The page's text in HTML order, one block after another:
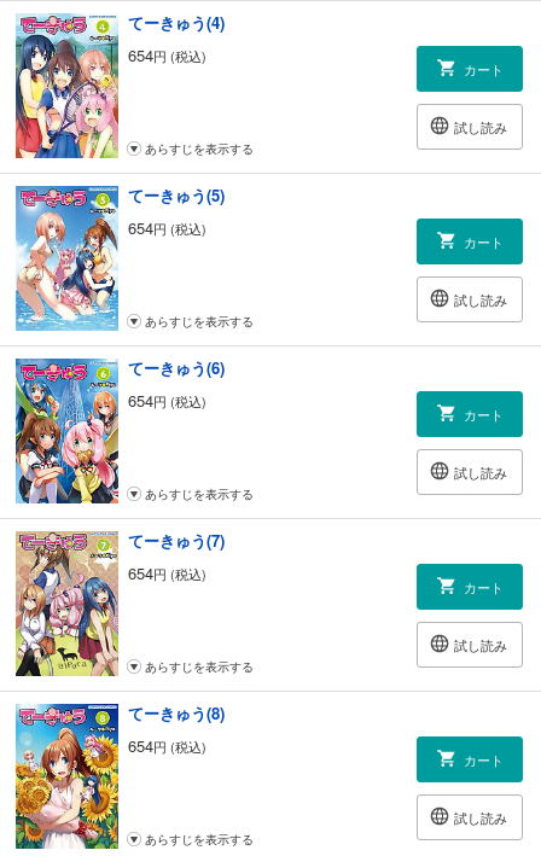
てーきゅう(4)
654円 (税込)
カート
試し読み
あらすじを表示する
てーきゅう(5)
654円 (税込)
カート
試し読み
あらすじを表示する
てーきゅう(6)
654円 (税込)
カート
試し読み
あらすじを表示する
てーきゅう(7)
654円 (税込)
カート
試し読み
あらすじを表示する
てーきゅう(8)
654円 (税込)
カート
試し読み
あらすじを表示する